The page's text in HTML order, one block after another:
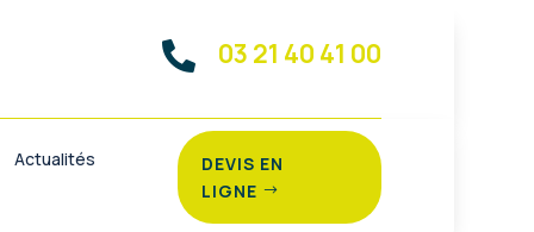
 03 21 40 41 00
Actualités
DEVIS EN
LIGNE